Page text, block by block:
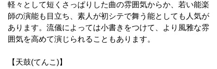
軽々として短くさっぱりした曲の雰囲気からか、若い能楽
師の演能も目立ち、素人が初シテで舞う能としても人気が
あります。流儀によっては小書きをつけて、より風雅な雰
囲気を高めて演じられることもあります。
【天鼓(てんこ)】